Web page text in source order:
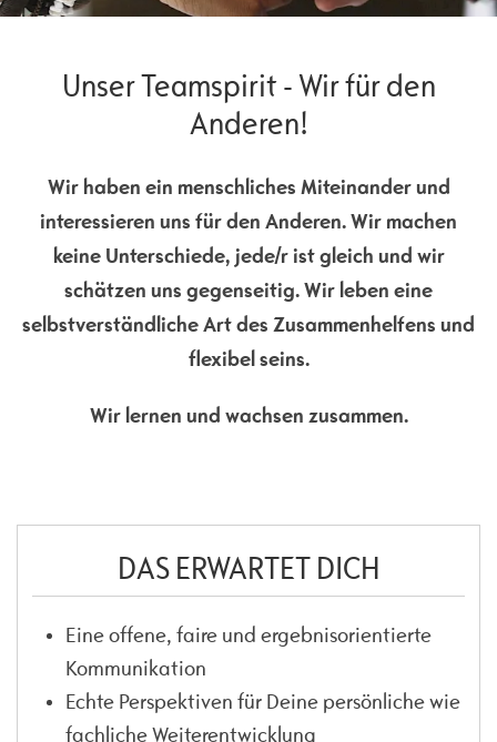
Unser Teamspirit - Wir für den
Anderen!
Wir haben ein menschliches Miteinander und
interessieren uns für den Anderen. Wir machen
keine Unterschiede, jede/r ist gleich und wir
schätzen uns gegenseitig. Wir leben eine
selbstverständliche Art des Zusammenhelfens und
flexibel seins.
Wir lernen und wachsen zusammen.
DAS ERWARTET DICH
Eine offene, faire und ergebnisorientierte
Kommunikation
Echte Perspektiven für Deine persönliche wie
fachliche Weiterentwicklung